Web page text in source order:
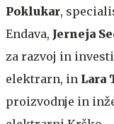
Poklukar,
Endava, Jerneja
za razvoj in
elektrarn, in Lara
proizvodnje in